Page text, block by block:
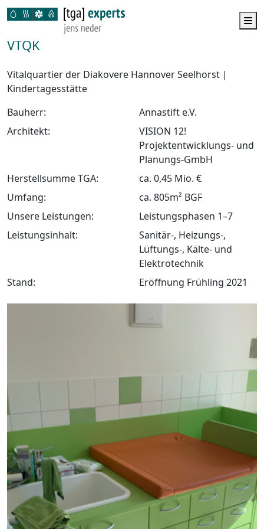
VTQK
Vitalquartier der Diakovere Hannover Seelhorst |
Kindertagesstätte
Bauherr:
Annastift e.V.
Architekt:
VISION 12!
Projektentwicklungs- und
Planungs-GmbH
Herstellsumme TGA:
ca. 0,45 Mio. €
Umfang:
ca. 805m² BGF
Unsere Leistungen:
Leistungsphasen 1–7
Leistungsinhalt:
Sanitär-, Heizungs-,
Lüftungs-, Kälte- und
Elektrotechnik
Stand:
Eröffnung Frühling 2021